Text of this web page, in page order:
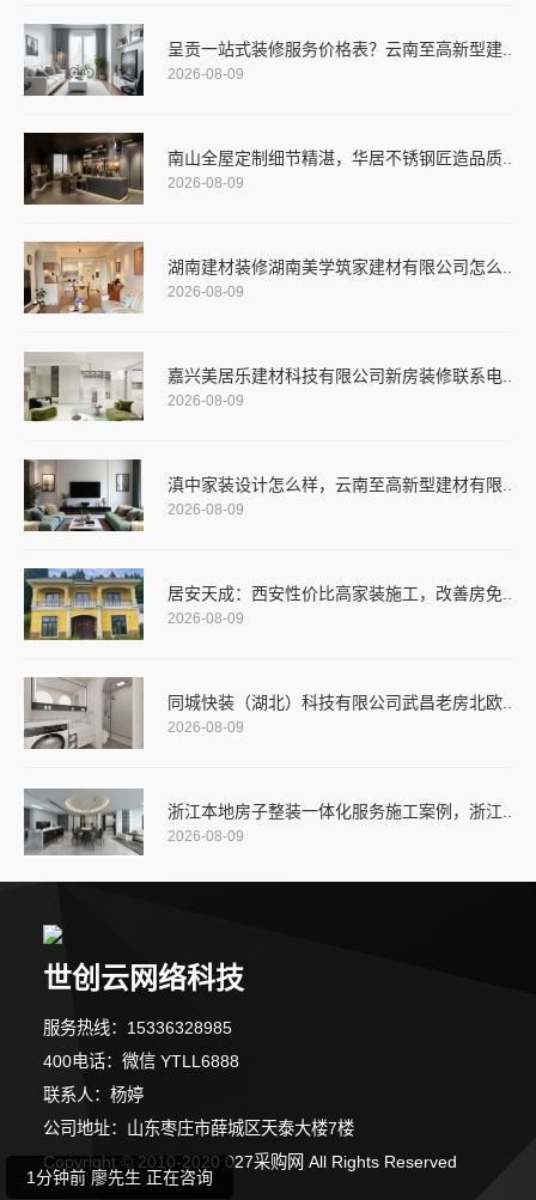
呈贡一站式装修服务价格表？云南至高新型建..
2026-08-09
南山全屋定制细节精湛，华居不锈钢匠造品质..
2026-08-09
湖南建材装修湖南美学筑家建材有限公司怎么..
2026-08-09
嘉兴美居乐建材科技有限公司新房装修联系电..
2026-08-09
滇中家装设计怎么样，云南至高新型建材有限..
2026-08-09
居安天成：西安性价比高家装施工，改善房免..
2026-08-09
同城快装（湖北）科技有限公司武昌老房北欧..
2026-08-09
浙江本地房子整装一体化服务施工案例，浙江..
2026-08-09
世创云网络科技
服务热线：15336328985
400电话：微信 YTLL6888
联系人：杨婷
公司地址：山东枣庄市薛城区天泰大楼7楼
Copyright © 2010-2020 027采购网 All Rights Reserved
5分钟前 潘女士 正在咨询
8分钟前 段先生 正在咨询
1分钟前 廖先生 正在咨询